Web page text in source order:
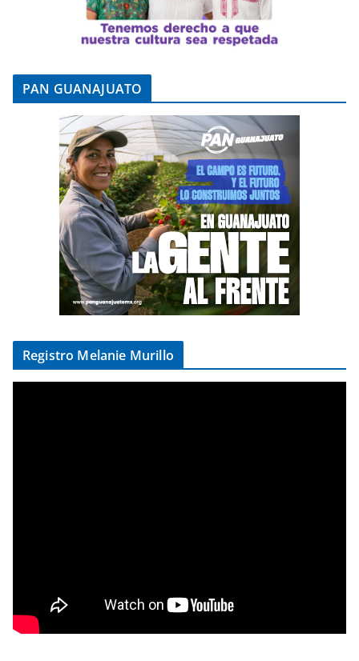
PAN GUANAJUATO
Registro Melanie Murillo